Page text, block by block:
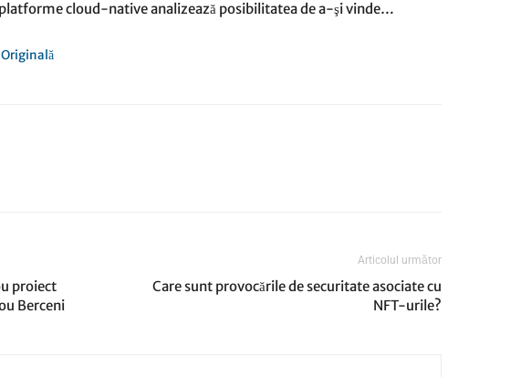
cloud-native analizează posibilitatea de a-şi vinde…
Originală
proiect
Berceni
Articolul următor
Care sunt provocările de securitate asociate cu
NFT-urile?